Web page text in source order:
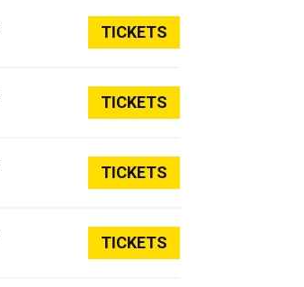
TICKETS
TICKETS
TICKETS
TICKETS